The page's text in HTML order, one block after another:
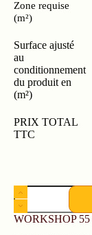
Zone requise
(m²)
Surface ajusté
au
conditionnement
du produit en
(m²)
PRIX TOTAL
TTC
WORKSHOP 55